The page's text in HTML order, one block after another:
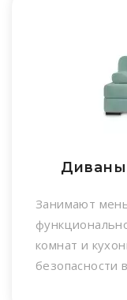
Диваны
Занимают
комнат и
безопасности